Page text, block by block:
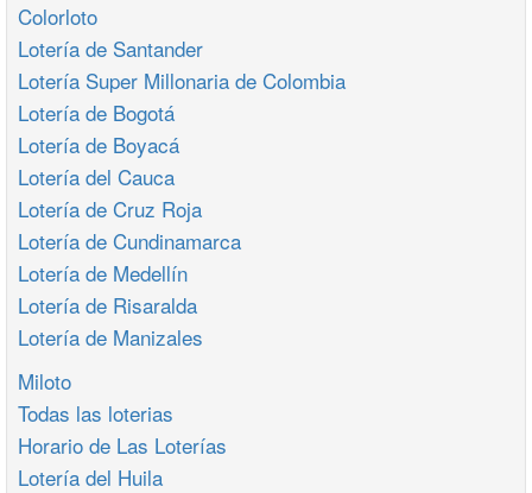
Colorloto
Lotería de Santander
Lotería Super Millonaria de Colombia
Lotería de Bogotá
Lotería de Boyacá
Lotería del Cauca
Lotería de Cruz Roja
Lotería de Cundinamarca
Lotería de Medellín
Lotería de Risaralda
Lotería de Manizales
Miloto
Todas las loterias
Horario de Las Loterías
Lotería del Huila